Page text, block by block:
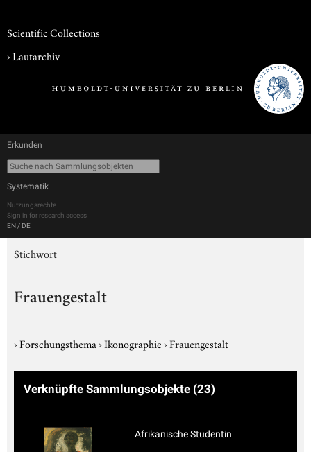
Scientific Collections
›Lautarchiv
Erkunden
Systematik
Nutzungsrechte
Sign in for research access
EN / DE
Stichwort
Frauengestalt
›Forschungsthema›Ikonographie›Frauengestalt
Verknüpfte Sammlungsobjekte (23)
Afrikanische Studentin